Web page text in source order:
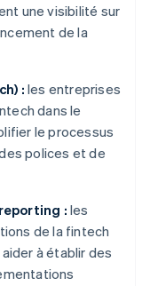
une visibilité sur
de la
: les entreprises
dans le
le processus
polices et de
: les
de la fintech
à établir des